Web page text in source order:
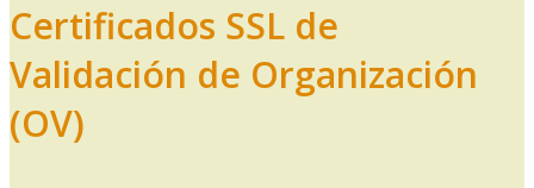
Certificados SSL de
Validación de Organización
(OV)